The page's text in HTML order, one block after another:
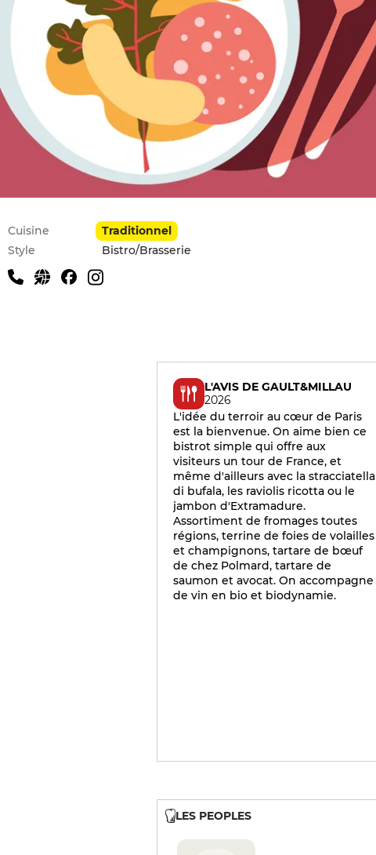
Infos pratiques
Cuisine
Traditionnel
Style
Bistro/Brasserie
L'AVIS DE GAULT&MILLAU
2026
L'idée du terroir au cœur de Paris
est la bienvenue. On aime bien ce
bistrot simple qui offre aux
visiteurs un tour de France, et
même d'ailleurs avec la stracciatella
di bufala, les raviolis ricotta ou le
jambon d'Extramadure.
Assortiment de fromages toutes
régions, terrine de foies de volailles
et champignons, tartare de bœuf
de chez Polmard, tartare de
saumon et avocat. On accompagne
de vin en bio et biodynamie.
LES PEOPLES